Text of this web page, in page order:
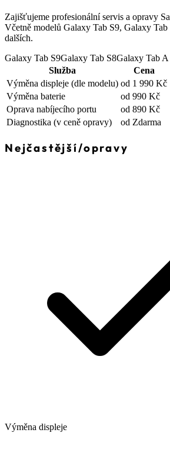
Zajišťujeme profesionální servis a opravy
Včetně modelů Galaxy Tab S9, Galaxy
dalších.
Galaxy Tab S9Galaxy Tab S8Galaxy Tab A
Služba
Cena
Výměna displeje (dle modelu) od 1 990 Kč
Výměna baterie
od 990 Kč
Oprava nabíjecího portu
od 890 Kč
Diagnostika (v ceně opravy) od Zdarma
Nejčastější/opravy
Výměna displeje